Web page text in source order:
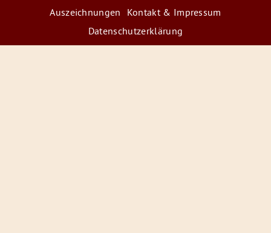
Auszeichnungen
Kontakt & Impressum
Datenschutzerklärung